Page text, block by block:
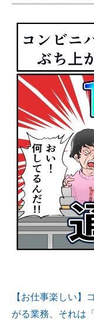
【お仕事楽しい】
がる業務、それは